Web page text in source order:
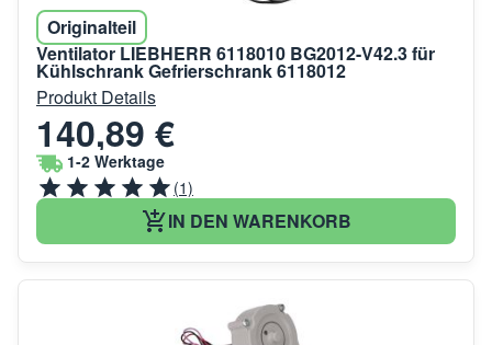
Originalteil
Ventilator LIEBHERR 6118010 BG2012-V42.3 für
Kühlschrank Gefrierschrank 6118012
Produkt Details
140,89 €
1-2 Werktage
(1)
IN DEN WARENKORB